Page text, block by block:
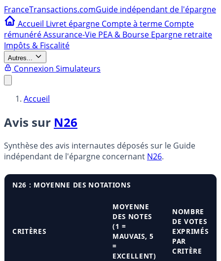
FranceTransactions.comGuide indépendant de l'épargne
Accueil Livret épargne Compte à terme Compte
rémunéréAssurance-Vie PEA & Bourse Epargne retraite
Impôts & Fiscalité
Autres...
Connexion Simulateurs
Accueil
Avis sur N26
Synthèse des avis internautes déposés sur le Guide
indépendant de l'épargne concernant N26.
N26 : MOYENNE DES NOTATIONS
CRITÈRES
MOYENNE
DES NOTES
(1 =
MAUVAIS, 5
=
EXCELLENT)
NOMBRE
DE VOTES
EXPRIMÉS
PAR
CRITÈRE